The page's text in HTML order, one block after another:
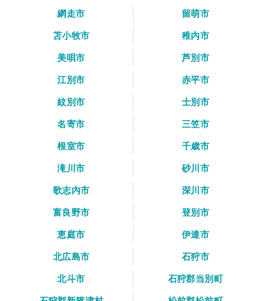
網走市
留萌市
苫小牧市
稚内市
美唄市
芦別市
江別市
赤平市
紋別市
士別市
名寄市
三笠市
根室市
千歳市
滝川市
砂川市
歌志内市
深川市
富良野市
登別市
恵庭市
伊達市
北広島市
石狩市
北斗市
石狩郡当別町